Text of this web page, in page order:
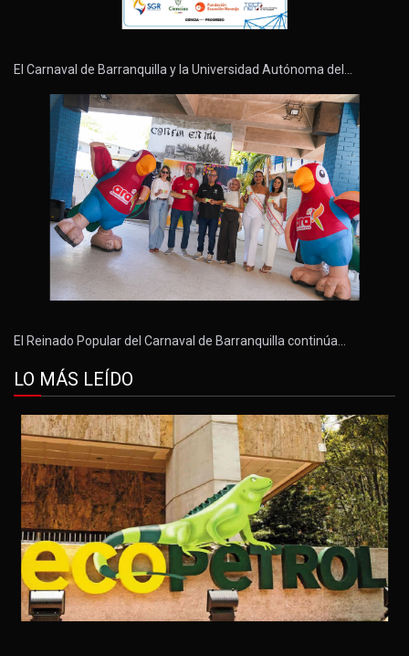
El Carnaval de Barranquilla y la Universidad Autónoma del…
El Reinado Popular del Carnaval de Barranquilla continúa…
LO MÁS LEÍDO